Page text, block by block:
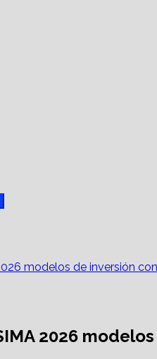
modelos de inversión
2026